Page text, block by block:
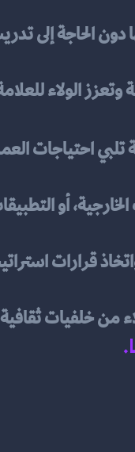
الحاجة إلى
الولاء
احتياجات
أو
قرارات
من خلفيات
.